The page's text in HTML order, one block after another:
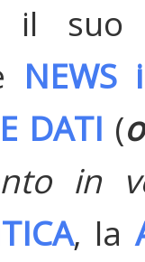
il suo
DATI (
in
, la